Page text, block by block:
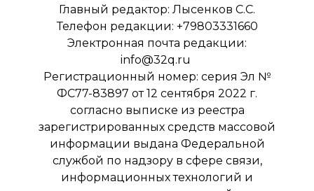
Главный редактор: Лысенков С.С.
Телефон редакции: +79803331660
Электронная почта редакции:
info@32q.ru
Регистрационный номер: серия Эл №
ФС77-83897 от 12 сентября 2022 г.
согласно выписке из реестра
зарегистрированных средств массовой
информации выдана Федеральной
службой по надзору в сфере связи,
информационных технологий и